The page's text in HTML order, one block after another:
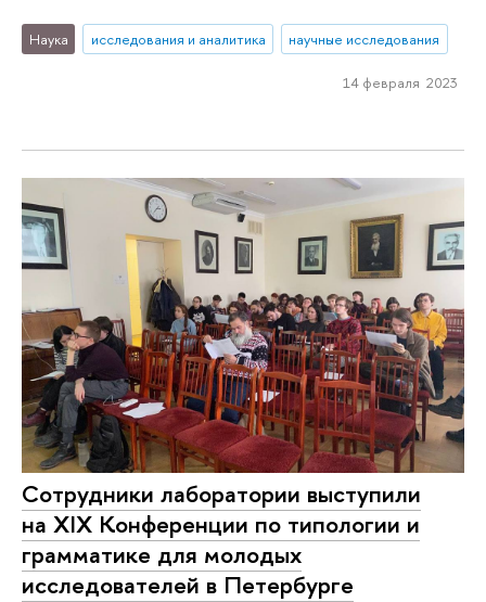
Наука исследования и аналитика научные исследования
14 февраля 2023
Сотрудники лаборатории выступили
на XIX Конференции по типологии и
грамматике для молодых
исследователей в Петербурге